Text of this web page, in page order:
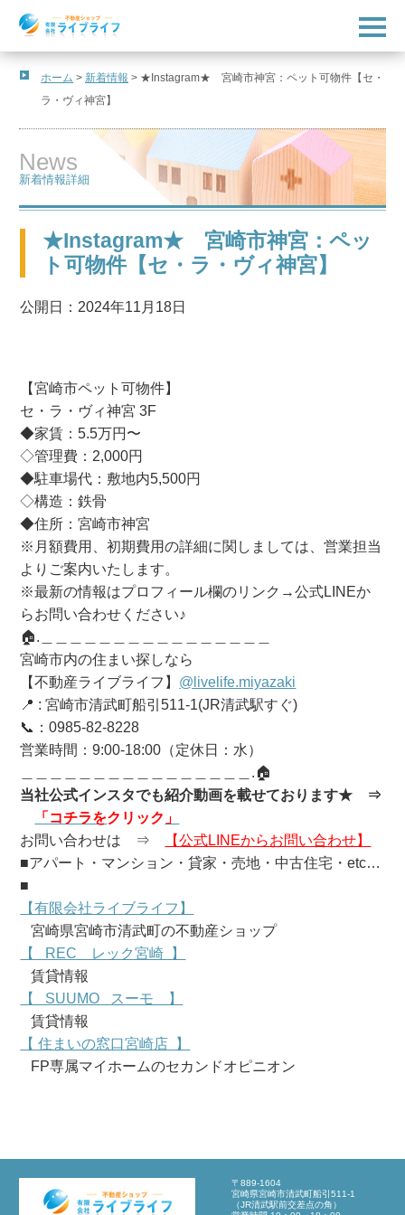
t
o
g
l
v
i
t
i
o
ホーム > 新着情報 > ★Instagram★ 宮崎市神宮：ペット可物件【セ・
ラ・ヴィ神宮】
News
新着情報詳細
★Instagram★ 宮崎市神宮：ペッ
ト可物件【セ・ラ・ヴィ神宮】
公開日：2024年11月18日
【宮崎市ペット可物件】
セ・ラ・ヴィ神宮 3F
◆家賃：5.5万円〜
◇管理費：2,000円
◆駐車場代：敷地内5,500円
◇構造：鉄骨
◆住所：宮崎市神宮
※月額費用、初期費用の詳細に関しましては、営業担当
よりご案内いたします。
※最新の情報はプロフィール欄のリンク→公式LINEか
らお問い合わせください♪
🏠.＿＿＿＿＿＿＿＿＿＿＿＿＿＿＿＿
宮崎市内の住まい探しなら
【不動産ライブライフ】 @livelife.miyazaki
📍 : 宮崎市清武町船引511-1(JR清武駅すぐ)
📞：0985-82-8228
営業時間：9:00-18:00（定休日：水）
＿＿＿＿＿＿＿＿＿＿＿＿＿＿＿＿.🏠
当社公式インスタでも紹介動画を載せております★ ⇒
「 コチラをクリック 」
お問い合わせは ⇒
【公式LINEからお問い合わせ】
■アパート・マンション・貸家・売地・中古住宅・etc…
■
【有限会社ライブライフ】
宮崎県宮崎市清武町の不動産ショップ
【 REC レック宮崎 】
賃貸情報
【 SUUMO スーモ 】
賃貸情報
【 住まいの窓口宮崎店 】
FP専属マイホームのセカンドオピニオン
〒889-1604
宮崎県宮崎市清武町船引511-1
（JR清武駅前交差点の角）